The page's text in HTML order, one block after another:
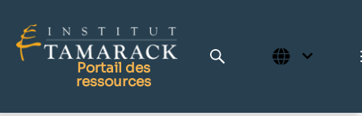
Portail des
ressources